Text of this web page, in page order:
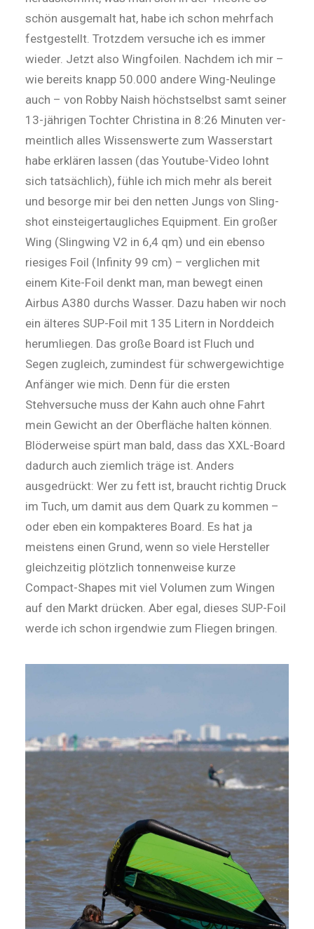
schön ausgemalt hat, habe ich schon mehrfach
festgestellt. Trotzdem versuche ich es immer
wieder. Jetzt also Wingfoilen. Nachdem ich mir –
wie bereits knapp 50.000 andere Wing-Neulinge
auch – von Robby Naish höchstselbst samt seiner
13-jährigen Toch­ter Chris­tina in 8:26 Minuten ver­
meint­lich alles Wissenswerte zum Wasserstart
habe erklären lassen (das Youtube-Video lohnt
sich tatsächlich), fühle ich mich mehr als bereit
und besorge mir bei den net­ten Jungs von Sling­
shot einsteigertaugliches Equip­ment. Ein großer
Wing (Slingwing V2 in 6,4 qm) und ein ebenso
riesiges Foil (Infinity 99 cm) – verglichen mit
einem Kite-Foil denkt man, man bewegt einen
Airbus A380 durchs Wasser. Dazu haben wir noch
ein älteres SUP-Foil mit 135 Litern in Norddeich
herumliegen. Das große Board ist Fluch und
Segen zugleich, ­zumindest für schwergewichtige
Anfänger wie mich. Denn für die ers­ten
Stehversuche muss der Kahn auch ohne Fahrt
mein Gewicht an der Oberfläche halten können.
Blöderweise spürt man bald, dass das XXL-Board
dadurch auch ziemlich träge ist. Anders
ausgedrückt: Wer zu fett ist, braucht richtig Druck
im Tuch, um damit aus dem Quark zu kommen –
oder eben ein kompak­teres Board. Es hat ja
meistens ei­nen Grund, wenn so viele Hersteller
gleich­zeitig plötzlich tonnenweise kurze
Compact-­Shapes mit viel Volumen zum Wingen
auf den Markt drücken. Aber egal, dieses SUP-Foil
werde ich schon irgendwie zum Fliegen ­bringen.